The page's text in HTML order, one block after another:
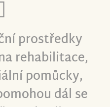
prostředky
rehabilitace,
pomůcky,
dál se